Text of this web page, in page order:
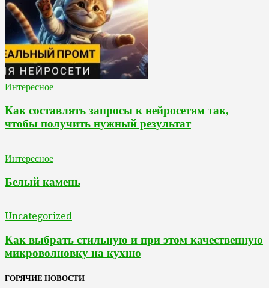
Интересное
Как составлять запросы к нейросетям так,
чтобы получить нужный результат
Интересное
Белый камень
Uncategorized
Как выбрать стильную и при этом качественную
микроволновку на кухню
ГОРЯЧИЕ НОВОСТИ